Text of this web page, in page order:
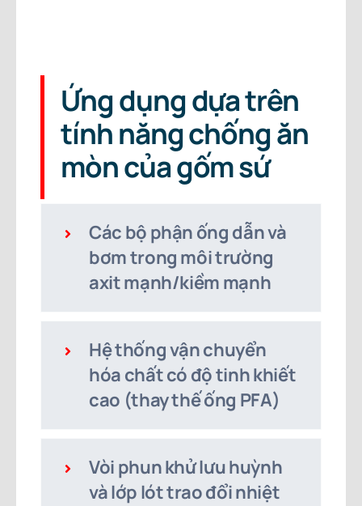
Ứng dụng dựa trên
tính năng chống ăn
mòn của gốm sứ
Các bộ phận ống dẫn và
bơm trong môi trường
axit mạnh/kiềm mạnh
Hệ thống vận chuyển
hóa chất có độ tinh khiết
cao (thay thế ống PFA)
Vòi phun khử lưu huỳnh
và lớp lót trao đổi nhiệt